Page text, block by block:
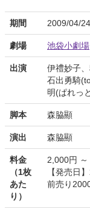
期間 2009/04/
劇場 池袋小劇場
出演
伊禮妙子
石出勇騎
明(ぱれっ
脚本 森脇顯
演出 森脇顯
料金
（1枚
あた
り）
2,000円 ～
【発売日
前売り